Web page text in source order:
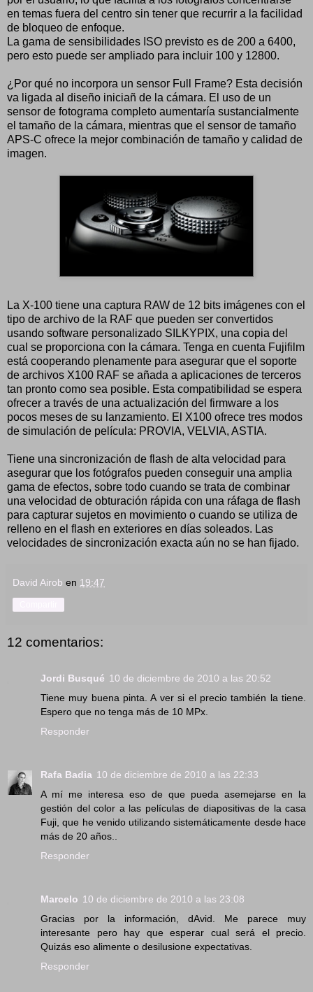
en temas fuera del centro sin tener que recurrir a la facilidad
de bloqueo de enfoque.
La gama de sensibilidades ISO previsto es de 200 a 6400,
pero esto puede ser ampliado para incluir 100 y 12800.
¿Por qué no incorpora un sensor Full Frame? Esta decisión
va ligada al diseño iniciañ de la cámara. El uso de un
sensor de fotograma completo aumentaría sustancialmente
el tamaño de la cámara, mientras que el sensor de tamaño
APS-C ofrece la mejor combinación de tamaño y calidad de
imagen.
La X-100 tiene una captura RAW de 12 bits imágenes con el
tipo de archivo de la RAF que pueden ser convertidos
usando software personalizado SILKYPIX, una copia del
cual se proporciona con la cámara. Tenga en cuenta Fujifilm
está cooperando plenamente para asegurar que el soporte
de archivos X100 RAF se añada a aplicaciones de terceros
tan pronto como sea posible. Esta compatibilidad se espera
ofrecer a través de una actualización del firmware a los
pocos meses de su lanzamiento. El X100 ofrece tres modos
de simulación de película: PROVIA, VELVIA, ASTIA.
Tiene una sincronización de flash de alta velocidad para
asegurar que los fotógrafos pueden conseguir una amplia
gama de efectos, sobre todo cuando se trata de combinar
una velocidad de obturación rápida con una ráfaga de flash
para capturar sujetos en movimiento o cuando se utiliza de
relleno en el flash en exteriores en días soleados. Las
velocidades de sincronización exacta aún no se han fijado.
David Airob en 19:47
12 comentarios:
Jordi Busqué 10 de diciembre de 2010 a las 20:52
Tiene muy buena pinta. A ver si el precio también la tiene.
Espero que no tenga más de 10 MPx.
Responder
Rafa Badia 10 de diciembre de 2010 a las 22:33
A mí me interesa eso de que pueda asemejarse en la
gestión del color a las películas de diapositivas de la casa
Fuji, que he venido utilizando sistemáticamente desde hace
más de 20 años..
Responder
Marcelo 10 de diciembre de 2010 a las 23:08
Gracias por la información, dAvid. Me parece muy
interesante pero hay que esperar cual será el precio.
Quizás eso alimente o desilusione expectativas.
Responder